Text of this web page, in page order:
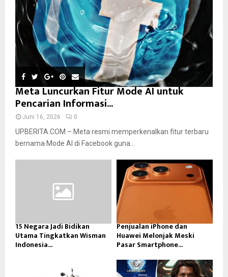
Meta Luncurkan Fitur Mode AI untuk
Pencarian Informasi...
Juni 16, 2026 0
UPBERITA.COM – Meta resmi memperkenalkan fitur terbaru
bernama Mode AI di Facebook guna...
15 Negara Jadi Bidikan
Utama Tingkatkan Wisman
Indonesia...
Penjualan iPhone dan
Huawei Melonjak Meski
Pasar Smartphone...